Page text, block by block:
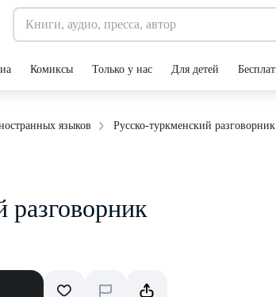
Комиксы Только у нас Для детей
языков Русско-туркменский разговорник
разговорник